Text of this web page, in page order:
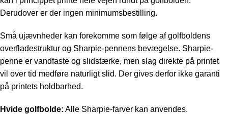
Derudover er der ingen minimumsbestilling.
Små ujævnheder kan forekomme som følge af golfboldens
overfladestruktur og Sharpie-pennens bevægelse. Sharpie-
penne er vandfaste og slidstærke, men slag direkte på printet
vil over tid medføre naturligt slid. Der gives derfor ikke garanti
på printets holdbarhed.
Hvide golfbolde: Alle Sharpie-farver kan anvendes.